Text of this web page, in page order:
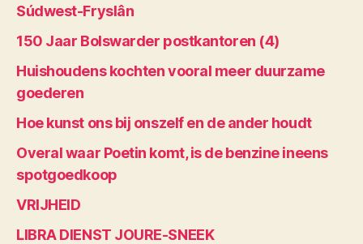
Súdwest-Fryslân
150 Jaar Bolswarder postkantoren (4)
Huishoudens kochten vooral meer duurzame
goederen
Hoe kunst ons bij onszelf en de ander houdt
Overal waar Poetin komt, is de benzine ineens
spotgoedkoop
VRIJHEID
LIBRA DIENST JOURE-SNEEK